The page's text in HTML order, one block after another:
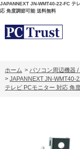
JAPANNEXT JN-WMT40-22-FC テ
応 角度調節可能 送料無料
ホーム > パソコン周辺機器 /
> JAPANNEXT JN-WMT40-
テレビ PCモニター 対応 角